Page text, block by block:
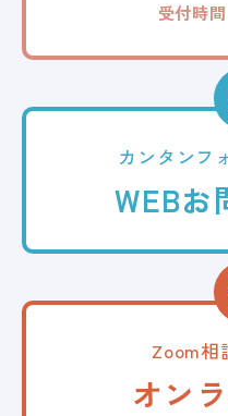
受付時
カンタンフ
WEBお
Zoom相
オン